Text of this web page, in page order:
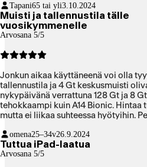
Tapani65 tai yli3.10.2024
Muisti ja tallennustila tälle
vuosikymmenelle
Arvosana 5/5
Jonkun aikaa käyttäneenä voi olla
tallennustila ja 4 Gt keskusmuisti
nykypäivänä verrattuna 128 Gt ja 8
tehokkaampi kuin A14 Bionic. Hintaa
mutta ei liikaa suhteessa hyötyihin.
todella tarkka. Tekstin tunnistus
nopeasti. Otin Stage Managerin
puhelinsovellusten käyttökokemus
omena25–34v26.9.2024
Tuttua iPad-laatua
Arvosana 5/5